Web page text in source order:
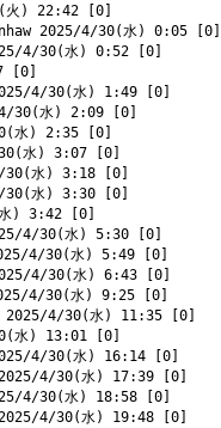
) 22:42 [0]
2025/4/30(水) 0:05 [0]
4/30(水) 0:52 [0]
[0]
4/30(水) 1:49 [0]
30(水) 2:09 [0]
水) 2:35 [0]
水) 3:07 [0]
水) 3:18 [0]
水) 3:30 [0]
) 3:42 [0]
4/30(水) 5:30 [0]
4/30(水) 5:49 [0]
4/30(水) 6:43 [0]
4/30(水) 9:25 [0]
4/30(水) 11:35 [0]
水) 13:01 [0]
4/30(水) 16:14 [0]
4/30(水) 17:39 [0]
4/30(水) 18:58 [0]
4/30(水) 19:48 [0]